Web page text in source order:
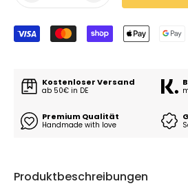
Kostenloser Versand
ab 50€ in DE
Premium Qualität
Handmade with love
Produktbeschreibungen